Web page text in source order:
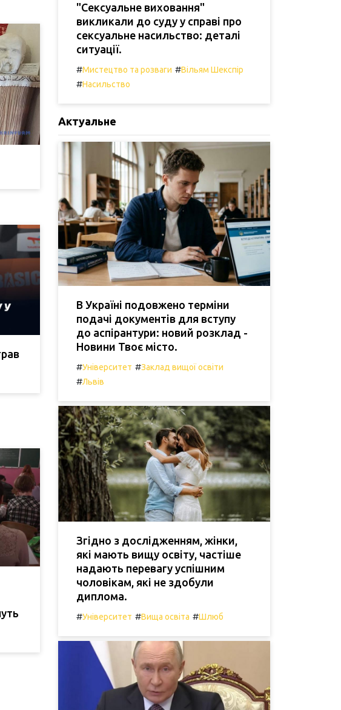
"Сексуальне виховання"
викликали до суду у справі про
сексуальне насильство: деталі
ситуації.
#Мистецтво та розваги #Вільям Шекспір
#Насильство
Актуальне
В Україні подовжено терміни
подачі документів для вступу
до аспірантури: новий розклад -
Новини Твоє місто.
#Університет #Заклад вищої освіти
#Львів
Згідно з дослідженням, жінки,
які мають вищу освіту, частіше
надають перевагу успішним
чоловікам, які не здобули
диплома.
#Університет #Вища освіта #Шлюб